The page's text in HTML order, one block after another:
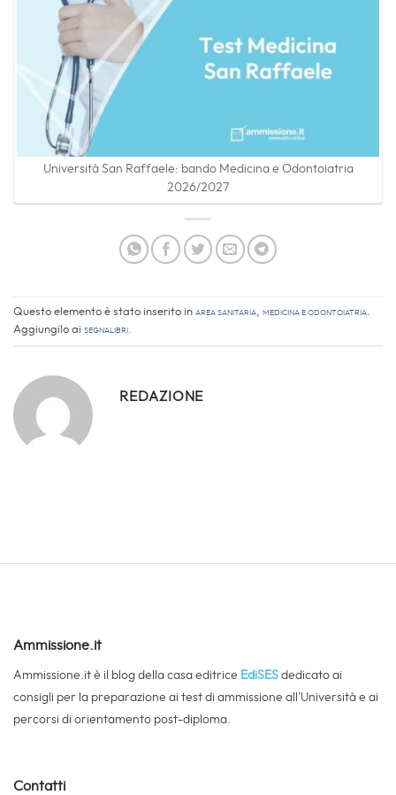
Università San Raffaele: bando Medicina e Odontoiatria
2026/2027
Questo elemento è stato inserito in Area sanitaria, Medicina e Odontoiatria.
Aggiungilo ai segnalibri.
REDAZIONE
Ammissione.it
Ammissione.it è il blog della casa editrice EdiSES dedicato ai
consigli per la preparazione ai test di ammissione all’Università e ai
percorsi di orientamento post-diploma.
Contatti